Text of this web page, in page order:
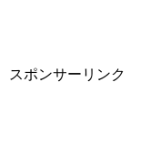
スポンサーリンク